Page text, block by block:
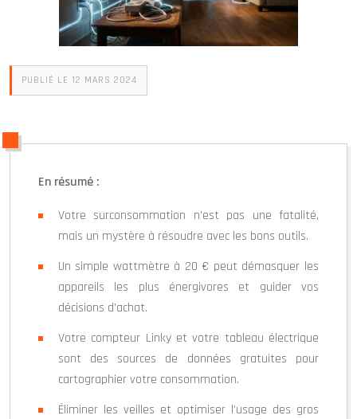
PUBLIÉ LE 12 MARS 2024
En résumé :
Votre surconsommation n’est pas une fatalité,
mais un mystère à résoudre avec les bons outils.
Un simple wattmètre à 20 € peut démasquer les
appareils les plus énergivores et guider vos
décisions d’achat.
Votre compteur Linky et votre tableau électrique
sont des sources de données gratuites pour
cartographier votre consommation.
Éliminer les veilles et optimiser l’usage des gros